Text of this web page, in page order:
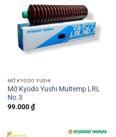
MỠ KYODO YUSHI
Mỡ Kyodo Yushi Multemp LRL
No.3
99.000₫